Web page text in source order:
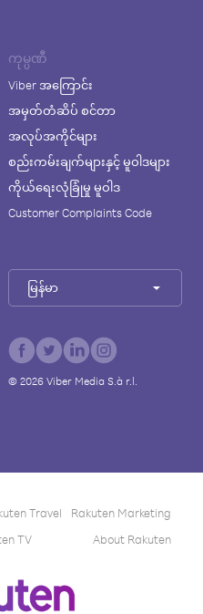
ကုမ္ပဏီ
Viber အကြောင်း
အမှတ်တံဆိပ် စင်တာ
အလုပ်အကိုင်များ
စည်းကမ်းချက်များနှင့် မူဝါဒများ
ကိုယ်ရေးလုံခြုံမှု မူဝါဒ
Customer Complaints Code
မြန်မာ
© 2026Viber Media S.à r.l.
Travel
Rakuten Marketing
TV About Rakuten